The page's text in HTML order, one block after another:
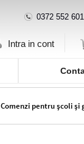
0372 552 601
Intra in cont
Comenzi pentru școli și